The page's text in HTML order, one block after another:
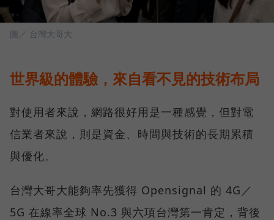
圖／ 台灣大哥大
世界級的體驗，來自看不見的技術布局
對使用者來說，網路很好用是一種感覺，但對電
信業者來說，則是資金、時間與技術的長期累積
與優化。
台灣大哥大能夠率先獲得 Opensignal 的 4G／
5G 在線率全球 No.3 與六項台灣第一肯定，背後